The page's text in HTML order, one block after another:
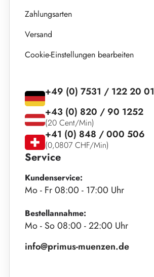
Zahlungsarten
Versand
Cookie-Einstellungen bearbeiten
Service
Kundenservice:
Mo - Fr 08:00 - 17:00 Uhr
Bestellannahme:
Mo - So 08:00 - 22:00 Uhr
info@primus-muenzen.de
+49 (0) 7531 / 122 20 01
+43 (0) 820 / 90 1252
(20 Cent/Min)
+41 (0) 848 / 000 506
(0,0807 CHF/Min)